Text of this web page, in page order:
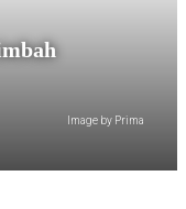
Image by Prima